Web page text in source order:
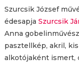
Szurcsik József
édesapja Szurcsik
Anna
pasztellkép, akril,
alkotójaként ismert,